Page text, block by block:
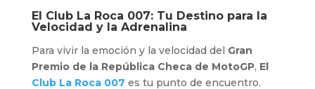
El Club La Roca 007: Tu Destino para la
Velocidad y la Adrenalina
Para vivir la emoción y la velocidad del Gran
Premio de la República Checa de MotoGP, El
Club La Roca 007 es tu punto de encuentro.